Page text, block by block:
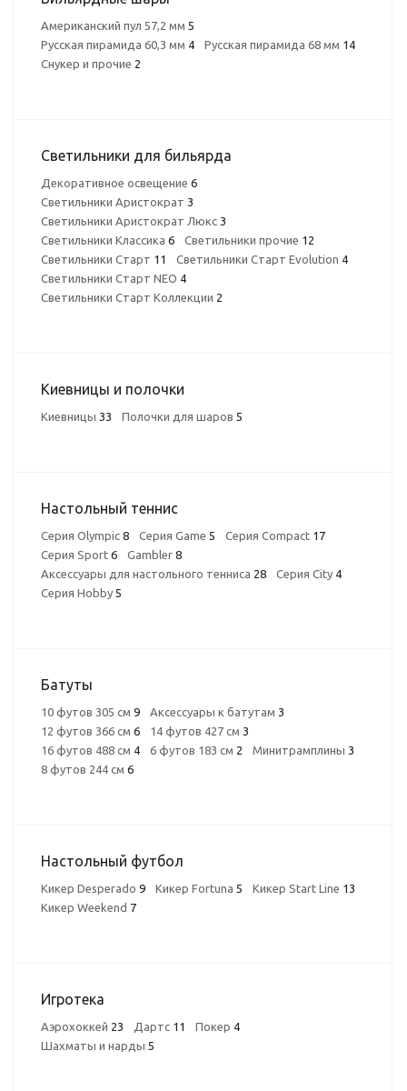
Американский пул 57,2 мм 5
Русская пирамида 60,3 мм 4 Русская пирамида 68 мм 14
Снукер и прочие 2
Светильники для бильярда
Декоративное освещение 6
Светильники Аристократ 3
Светильники Аристократ Люкс 3
Светильники Классика 6 Светильники прочие 12
Светильники Старт 11 Светильники Старт Evolution 4
Светильники Старт NEO 4
Светильники Старт Коллекции 2
Киевницы и полочки
Киевницы 33 Полочки для шаров 5
Настольный теннис
Серия Olympic 8 Серия Game 5 Серия Compact 17
Серия Sport 6 Gambler 8
Аксессуары для настольного тенниса 28 Серия City 4
Серия Hobby 5
Батуты
10 футов 305 см 9 Аксессуары к батутам 3
12 футов 366 см 6 14 футов 427 см 3
16 футов 488 см 4 6 футов 183 см 2 Минитрамплины 3
8 футов 244 см 6
Настольный футбол
Кикер Desperado 9 Кикер Fortuna 5 Кикер Start Line 13
Кикер Weekend 7
Игротека
Аэрохоккей 23 Дартс 11 Покер 4
Шахматы и нарды 5